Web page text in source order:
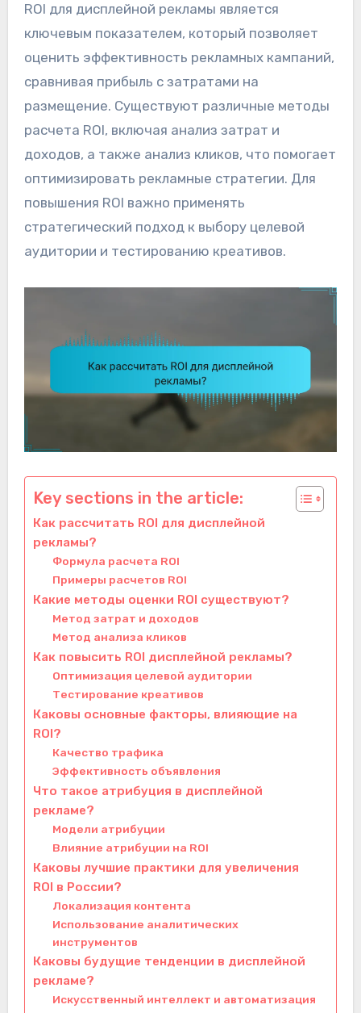
ROI для дисплейной рекламы является
ключевым показателем, который позволяет
оценить эффективность рекламных кампаний,
сравнивая прибыль с затратами на
размещение. Существуют различные методы
расчета ROI, включая анализ затрат и
доходов, а также анализ кликов, что помогает
оптимизировать рекламные стратегии. Для
повышения ROI важно применять
стратегический подход к выбору целевой
аудитории и тестированию креативов.
Key sections in the article:
Как рассчитать ROI для дисплейной
рекламы?
Формула расчета ROI
Примеры расчетов ROI
Какие методы оценки ROI существуют?
Метод затрат и доходов
Метод анализа кликов
Как повысить ROI дисплейной рекламы?
Оптимизация целевой аудитории
Тестирование креативов
Каковы основные факторы, влияющие на
ROI?
Качество трафика
Эффективность объявления
Что такое атрибуция в дисплейной
рекламе?
Модели атрибуции
Влияние атрибуции на ROI
Каковы лучшие практики для увеличения
ROI в России?
Локализация контента
Использование аналитических
инструментов
Каковы будущие тенденции в дисплейной
рекламе?
Искусственный интеллект и автоматизация